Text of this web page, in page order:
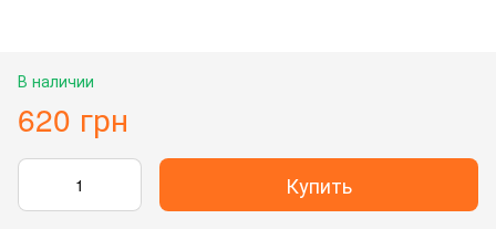
В наличии
620 грн
Купить